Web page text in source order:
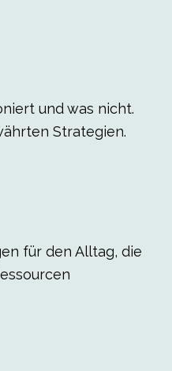
und was nicht.
Strategien.
für den Alltag, die